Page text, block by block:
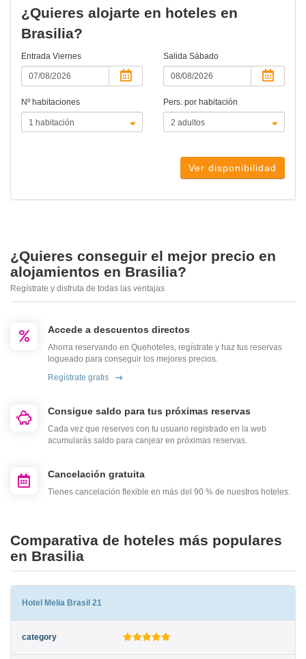
¿Quieres alojarte en hoteles en
Brasilia?
Entrada Viernes Salida Sábado
Nº habitaciones Pers. por habitación
Ver disponibilidad
¿Quieres conseguir el mejor precio en
alojamientos en Brasilia?
Regístrate y disfruta de todas las ventajas
Accede a descuentos directos
Ahorra reservando en Quehoteles, regístrate y haz tus reservas
logueado para conseguir los mejores precios.
Regístrate gratis
Consigue saldo para tus próximas reservas
Cada vez que reserves con tu usuario registrado en la web
acumularás saldo para canjear en próximas reservas.
Cancelación gratuita
Tienes cancelación flexible en más del 90 % de nuestros hoteles.
Comparativa de hoteles más populares
en Brasilia
Hotel Melia Brasil 21